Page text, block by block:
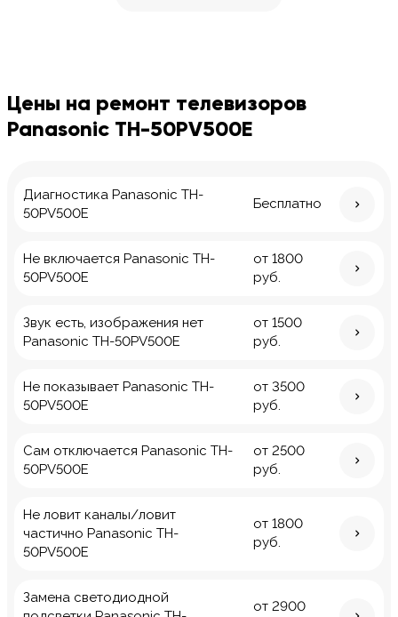
Цены на ремонт телевизоров
Panasonic TH-50PV500E
Диагностика Panasonic TH-
50PV500E
Бесплатно
Не включается Panasonic TH-
50PV500E
от 1800
руб.
Звук есть, изображения нет
Panasonic TH-50PV500E
от 1500
руб.
Не показывает Panasonic TH-
50PV500E
от 3500
руб.
Сам отключается Panasonic TH-
50PV500E
от 2500
руб.
Не ловит каналы/ловит
частично Panasonic TH-
50PV500E
от 1800
руб.
Замена светодиодной
от 2900